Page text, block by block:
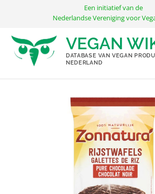
inhoud
Een initiatief van de
Nederlandse Vereniging voor
VEGAN
DATABASE VAN VEGAN
NEDERLAND